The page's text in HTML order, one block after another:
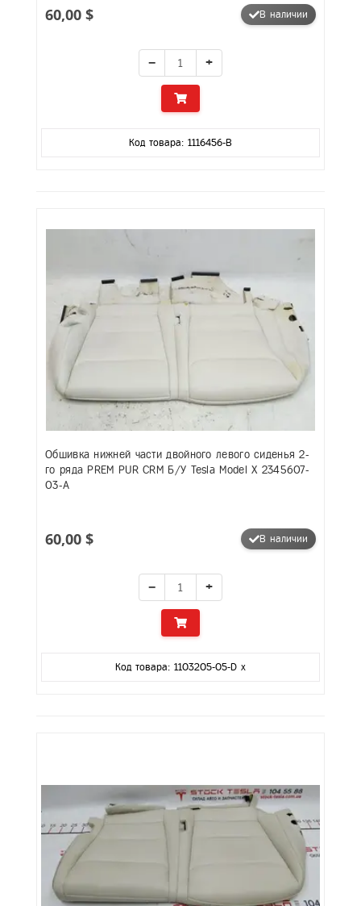
60,00 $ В наличии
− +
Код товара: 1116456-B
Обшивка нижней части двойного левого сиденья 2-
го ряда PREM PUR CRM Б/У Tesla Model X 2345607-
03-A
60,00 $ В наличии
− +
Код товара: 1103205-05-D x